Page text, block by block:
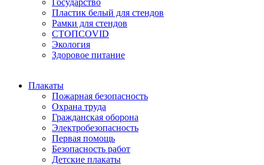
Государство
Пластик белый для стендов
Рамки для стендов
СТОПCOVID
Экология
Здоровое питание
Плакаты
Пожарная безопасность
Охрана труда
Гражданская оборона
Электробезопасность
Первая помощь
Безопасность работ
Детские плакаты